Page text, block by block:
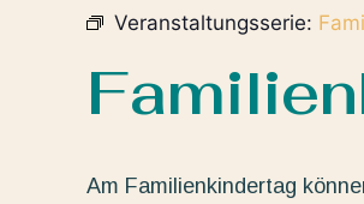
Veranstaltungsserie:
Am Familienkindertag